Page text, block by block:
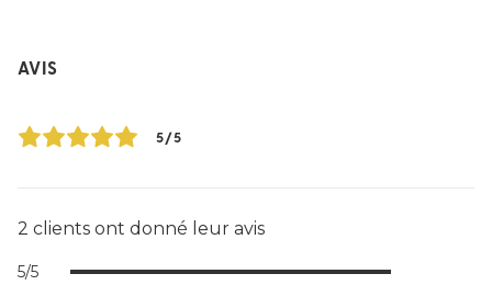
AVIS
5/5
2 clients ont donné leur avis
5/5